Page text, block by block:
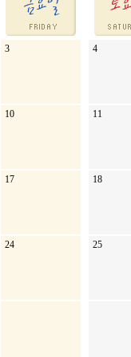
3 4
10 11
17 18
24 25